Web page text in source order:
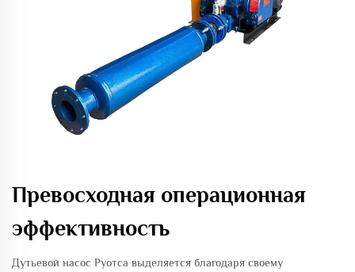
Превосходная операционная
эффективность
Дутьевой насос Руотса выделяется благодаря своему